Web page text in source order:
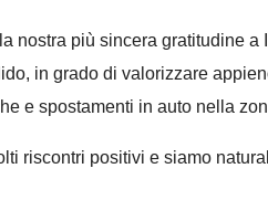
nostra più sincera gratitudine
in grado di valorizzare
e spostamenti in auto nella
riscontri positivi e siamo